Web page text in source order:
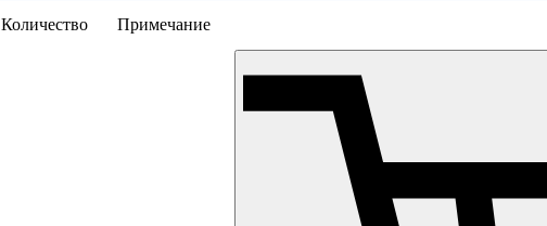
Количество Примечание